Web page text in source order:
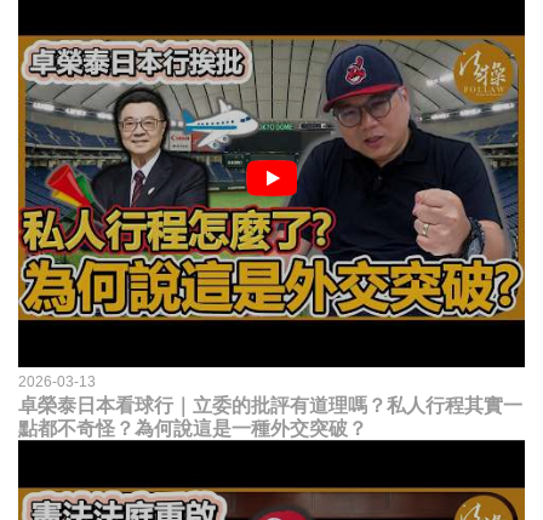
2026-03-13
卓榮泰日本看球行｜立委的批評有道理嗎？私人行程其實一
點都不奇怪？為何說這是一種外交突破？